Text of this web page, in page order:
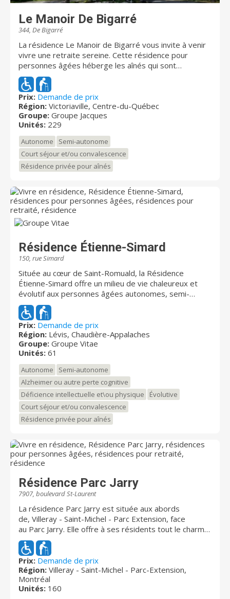
Le Manoir De Bigarré
344, De Bigarré
La résidence Le Manoir de Bigarré vous invite à venir
vivre une retraite sereine. Cette résidence pour
personnes âgées héberge les aînés qui sont
autonomes ou en légère perte d'autonomie. Le Manoir
de Bigarré se distingue par la chaleur de son
personnel et la qualité de son hébergement. Tous les
résidents ainsi que les aînés y résidents pour une
période de court séjour ou en convalescence sauront
apprécier l'excellent service du personnel. Le Manoir
fait partie des quatre milieux de vie pour aînés
proposés par le Groupe Jacques, une entreprise
familiale qui place l’humain au cœur de son offre.
L’entraide, l’amour et la vie sociale font des
Chaque résidence a été bâtie avec soin, dans un esprit
familial où bien-être et qualité de vie demeurent la
priorité. Situé au cœur du centre-ville de Victoriaville
en bordure de la piste cyclable, le Manoir De Bigarré
vous propose des appartements lumineux et spacieux
de types studio, 2 ½, 3 ½, 4 ½ et 5 ½, chacun muni
d’un balcon individuel. Des forfaits repas en formule
table d’hôte avec service aux tables et comptoir à
salade sont également offerts. Bienvenue dans un
espace de vie unique et à votre image, et surtout,
bienvenue dans la famille! Ici, les résidents, leur famille
et tout le personnel font partie d'une seule et même
grande famille. Jour après jour, nous nous donnons
comme mission QUE CHACUN SE SENTE BIEN
ENTOURÉ. Découvrez également notre deuxième
résidence située tout près de la route 116 à
Victoriaville, la Seigneurie Le Victorin.
Prix: Demande de prix
Région: Victoriaville, Centre-du-Québec
Groupe: Groupe Jacques
Unités: 229
Autonome
Semi-autonome
Court séjour et/ou convalescence
Résidence privée pour aînés
Résidence Étienne-Simard
150, rue Simard
Située au cœur de Saint-Romuald, la Résidence
Étienne-Simard offre un milieu de vie chaleureux et
évolutif aux personnes âgées autonomes, semi-
autonomes ainsi que des soins de convalescence. On
y retrouve une gamme de soins de santé et de
services personnalisés qui permettent à chaque
personne de vivre dans un environnement calme et
paisible, à quelques minutes de marche du fleuve.
Prix: Demande de prix
Région: Lévis, Chaudière-Appalaches
Groupe: Groupe Vitae
Unités: 61
Autonome
Semi-autonome
Alzheimer ou autre perte cognitive
Déficience intellectuelle et\ou physique
Évolutive
Court séjour et/ou convalescence
Résidence privée pour aînés
Résidence Parc Jarry
7907, boulevard St-Laurent
La résidence Parc Jarry est située aux abords
de, Villeray - Saint-Michel - Parc Extension, face
au Parc Jarry. Elle offre à ses résidents tout le charme
et la quiétude de cet environnement. D'une allure
noble et des plus sécuritaire, la résidence dispose de
103 unités réparties sur 3 étages. D'un aménagement
raffiné, elle propose 103 studios avec salle de bain
privée et climatisation individuelle et quelques suites
en occupation double. En plus d'une vue magnifique
Prix: Demande de prix
Région: Villeray - Saint-Michel - Parc-Extension,
Montréal
Unités: 160